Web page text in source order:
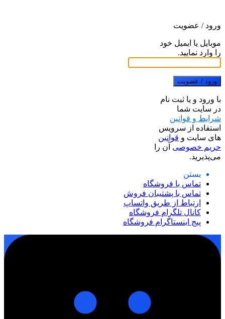
ورود / عضویت
موبایل یا ایمیل خود
را وارد نمایید.
ورود / عضویت
با ورود و یا ثبت نام
در سایت شما
شرایط و قوانین
استفاده از سرویس
های سایت و قوانین
حریم خصوصی آن را
می‌پذیرید.
بستن
تماس با فروشگاه
تماس با پشتیبان فروش
ارتباط از طریق واتساپ
کانال تلگرام فروشگاه
پیج اینستاگرام فروشگاه